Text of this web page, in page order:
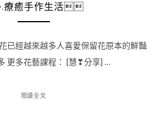
療癒手作生活
已經越來越多人喜愛保留花原本的鮮豔
更多花藝課程： [慧❣分享] …
閱讀全文